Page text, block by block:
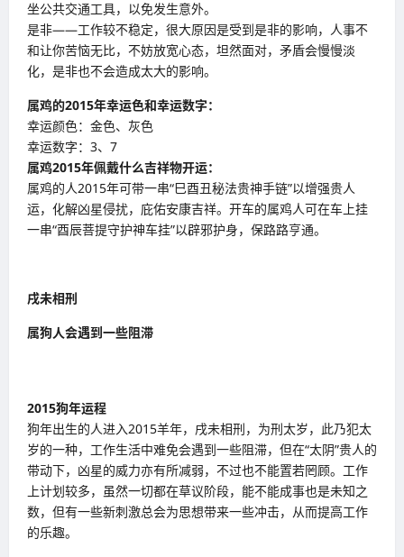
坐公共交通工具，以免发生意外。
是非——工作较不稳定，很大原因是受到是非的影响，人事不
和让你苦恼无比，不妨放宽心态，坦然面对，矛盾会慢慢淡
化，是非也不会造成太大的影响。
属鸡的2015年幸运色和幸运数字：
幸运颜色：金色、灰色
幸运数字：3、7
属鸡2015年佩戴什么吉祥物开运：
属鸡的人2015年可带一串“巳酉丑秘法贵神手链”以增强贵人
运，化解凶星侵扰，庇佑安康吉祥。开车的属鸡人可在车上挂
一串“酉辰菩提守护神车挂”以辟邪护身，保路路亨通。
戌未相刑
属狗人会遇到一些阻滞
2015狗年运程
狗年出生的人进入2015羊年，戌未相刑，为刑太岁，此乃犯太
岁的一种，工作生活中难免会遇到一些阻滞，但在“太阴”贵人的
带动下，凶星的威力亦有所减弱，不过也不能置若罔顾。工作
上计划较多，虽然一切都在草议阶段，能不能成事也是未知之
数，但有一些新刺激总会为思想带来一些冲击，从而提高工作
的乐趣。